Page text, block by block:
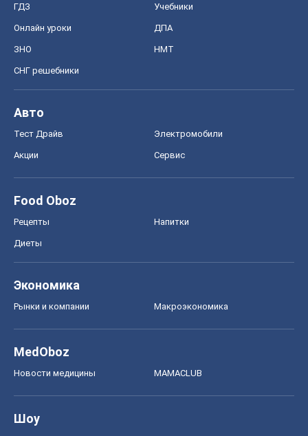
ГДЗ Учебники
Онлайн уроки ДПА
ЗНО НМТ
СНГ решебники
Авто
Тест Драйв Электромобили
Акции Сервис
Food Oboz
Рецепты Напитки
Диеты
Экономика
Рынки и компании Mакроэкономика
MedOboz
Новости медицины MAMACLUB
Шоу